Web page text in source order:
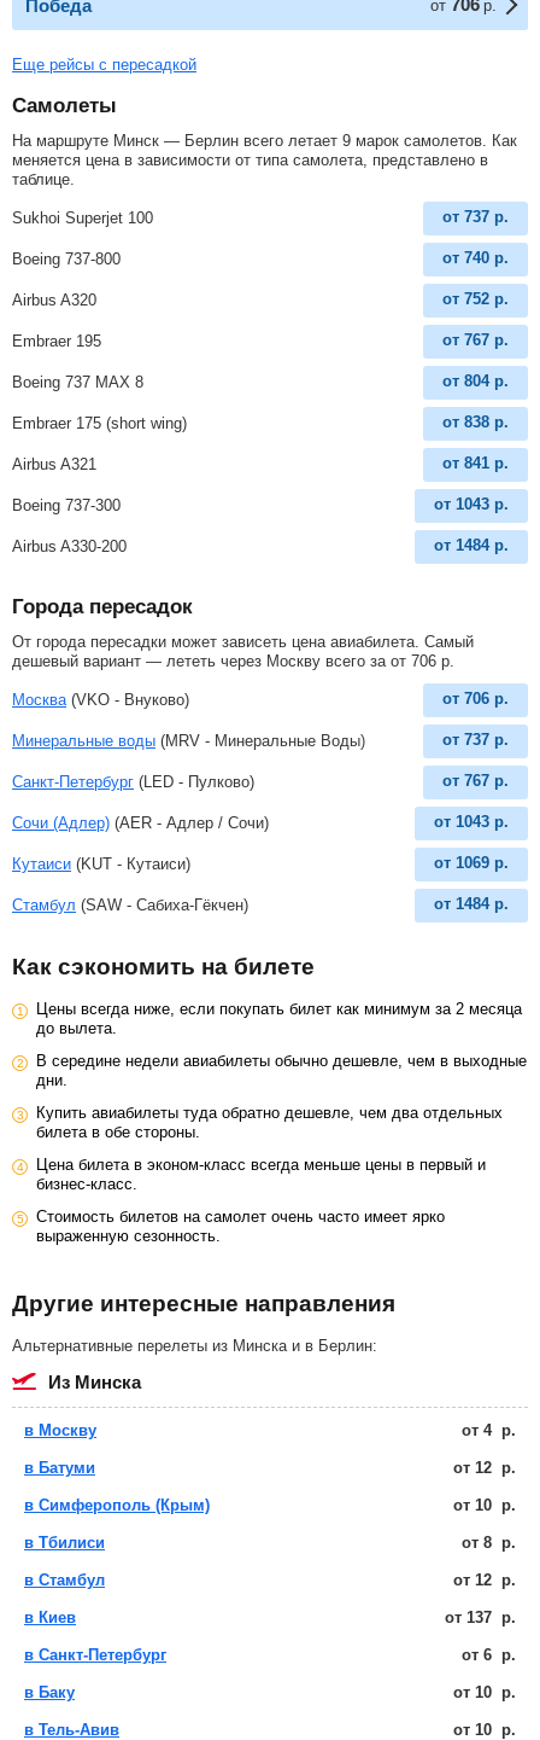
Победа от р.
Еще рейсы с пересадкой
Самолеты
На маршруте Минск — Берлин всего летает 9 марок самолетов. Как
меняется цена в зависимости от типа самолета, представлено в
таблице.
Sukhoi Superjet 100 от 737 р.
Boeing 737-800 от 740 р.
Airbus A320 от 752 р.
Embraer 195 от 767 р.
Boeing 737 MAX 8 от 804 р.
Embraer 175 (short wing) от 838 р.
Airbus A321 от 841 р.
Boeing 737-300 от 1043 р.
Airbus A330-200 от 1484 р.
Города пересадок
От города пересадки может зависеть цена авиабилета. Самый
дешевый вариант — лететь через Москву всего за от 706 р
Москва (VKO - Внуково) от 706 р.
Минеральные воды (MRV - Минеральные Воды) от 737 р.
Санкт-Петербург (LED - Пулково) от 767 р.
Сочи (Адлер) (AER - Адлер / Сочи) от 1043 р.
Кутаиси (KUT - Кутаиси) от 1069 р.
Стамбул (SAW - Сабиха-Гёкчен) от 1484 р.
Как сэкономить на билете
Цены всегда ниже, если покупать билет как минимум за 2 месяца
до вылета.
В середине недели авиабилеты обычно дешевле, чем в выходные
дни.
Купить авиабилеты туда обратно дешевле, чем два отдельных
билета в обе стороны.
Цена билета в эконом-класс всегда меньше цены в первый и
бизнес-класс.
Стоимость билетов на самолет очень часто имеет ярко
выраженную сезонность.
Другие интересные направления
Альтернативные перелеты из Минска и в Берлин:
из Минска
в Москву от 4 р.
в Батуми от 12 р.
в Симферополь (Крым) от 10 р.
в Тбилиси от 8 р.
в Стамбул от 12 р.
в Киев от 137 р.
в Санкт-Петербург от 6 р.
в Баку от 10 р.
в Тель-Авив от 10 р.